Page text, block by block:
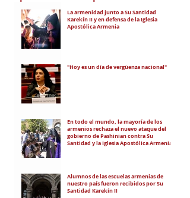
La armenidad junto a Su Santidad
Karekín II y en defensa de la Iglesia
Apostólica Armenia
"Hoy es un día de vergüenza nacional"
En todo el mundo, la mayoría de los
armenios rechaza el nuevo ataque del
gobierno de Pashinian contra Su
Santidad y la Iglesia Apostólica Armenia
Alumnos de las escuelas armenias de
nuestro país fueron recibidos por Su
Santidad Karekín II